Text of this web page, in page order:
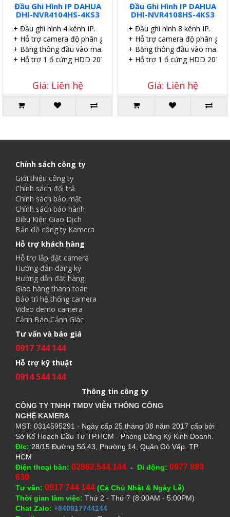
Đầu Ghi Hình IP DAHUA
DHI-NVR4104HS-4KS3
+ Đầu ghi hình 4 kênh IP.
+ Hỗ trợ camera độ phân giải 4.0MP.
+ Băng thông đầu vào max 80Mpb.
+ Hỗ trợ 1 ổ cứng HDD 20TB.
Giá: Liên hệ
Đầu Ghi Hình IP DAHUA
DHI-NVR4108HS-4KS3
+ Đầu ghi hình 8 kênh IP.
+ Hỗ trợ camera độ phân giải
+ Băng thông đầu vào max
+ Hỗ trợ 1 ổ cứng HDD 20TB.
Giá: Liên hệ
Chính sách công ty
Giới thiệu công ty
Chính sách đổi trả
Chính sách bảo mật
Chính sách bảo hành
Điều Kiện Giao Dịch
Bản đồ công ty Kamera
Hỗ trợ khách hàng
Hỗ trợ lắp đặt camera
Hướng đẫn đăng ký
Hướng dẫn đặt hàng
Giao hàng thanh toán
Bảo trì hệ thống camera
Video demo camera
Cảnh Báo Cảnh Giác
Tư vấn và báo giá
0917 744 144
Hỗ trợ kỹ thuật
0914 544 144
Thông tin công ty
CÔNG TY TNHH TMDV VIỄN THÔNG CÔNG
NGHỆ KAMERA
MST: 0314595291 - Ngày cấp 25 tháng 08 năm 2017 cấp bởi
Sở Kế Hoạch Đầu Tư TP.HCM - Phòng Đăng Ký Kinh Doanh.
Đ/c: 28/15 Đường Số 43, Phường 14, Quận Gò Vấp. TP.
HCM
Điện thoại bàn: 02862.544.144 - Di động: 0977 893
630
Tư vấn: 0917 744 144 (Cả Chủ Nhật & Ngày Lễ)
Thời gian làm việc: Thứ 2 - Thứ 7 (8:00AM - 5:00PM)
Chat Zalo: +840917744144